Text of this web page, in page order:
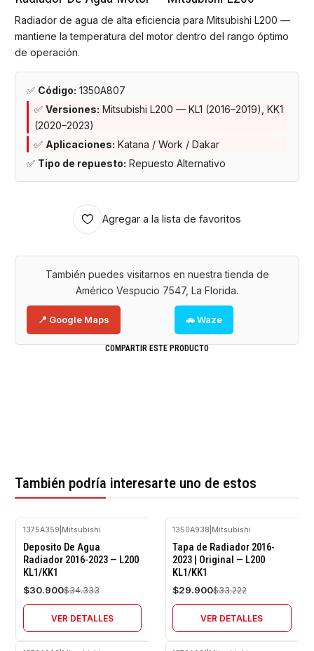
Radiador de agua de alta eficiencia para Mitsubishi L200 —
mantiene la temperatura del motor dentro del rango óptimo
de operación.
✅ Código: 1350A807
✅ Versiones: Mitsubishi L200 — KL1 (2016–2019), KK1
(2020–2023)
✅ Aplicaciones: Katana / Work / Dakar
✅ Tipo de repuesto: Repuesto Alternativo
Agregar a la lista de favoritos
También puedes visitarnos en nuestra tienda de
Américo Vespucio 7547, La Florida.
📍 Google Maps 🚗 Waze
COMPARTIR ESTE PRODUCTO
También podría interesarte uno de estos
-10%
OFF
Agotado
1375A359 Mitsubishi
Deposito De Agua
Radiador 2016-2023 — L200
KL1/KK1
$30.900$34.333
VER DETALLES
-10%
OFF
Agotado
1350A938 Mitsubishi
Tapa de Radiador 2016-
2023 | Original — L200
KL1/KK1
$29.900$33.222
VER DETALLES